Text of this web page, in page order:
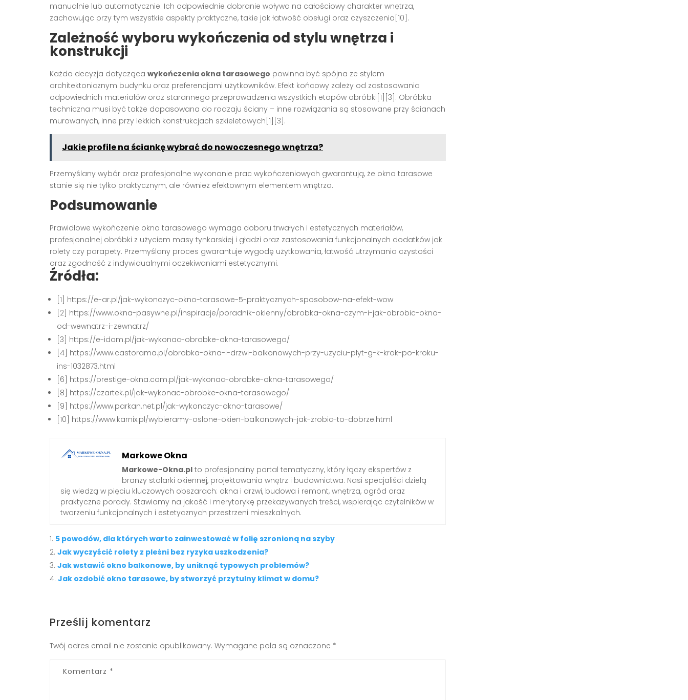
manualnie lub automatycznie. Ich odpowiednie dobranie wpływa na całościowy charakter wnętrza,
zachowując przy tym wszystkie aspekty praktyczne, takie jak łatwość obsługi oraz czyszczenia[10].
Zależność wyboru wykończenia od stylu wnętrza i
konstrukcji
Każda decyzja dotycząca wykończenia okna tarasowego powinna być spójna ze stylem
architektonicznym budynku oraz preferencjami użytkowników. Efekt końcowy zależy od zastosowania
odpowiednich materiałów oraz starannego przeprowadzenia wszystkich etapów obróbki[1][3]. Obróbka
techniczna musi być także dopasowana do rodzaju ściany – inne rozwiązania są stosowane przy ścianach
murowanych, inne przy lekkich konstrukcjach szkieletowych[1][3].
Jakie profile na ściankę wybrać do nowoczesnego wnętrza?
Przemyślany wybór oraz profesjonalne wykonanie prac wykończeniowych gwarantują, że okno tarasowe
stanie się nie tylko praktycznym, ale również efektownym elementem wnętrza.
Podsumowanie
Prawidłowe wykończenie okna tarasowego wymaga doboru trwałych i estetycznych materiałów,
profesjonalnej obróbki z użyciem masy tynkarskiej i gładzi oraz zastosowania funkcjonalnych dodatków jak
rolety czy parapety. Przemyślany proces gwarantuje wygodę użytkowania, łatwość utrzymania czystości
oraz zgodność z indywidualnymi oczekiwaniami estetycznymi.
Źródła:
[1] https://e-ar.pl/jak-wykonczyc-okno-tarasowe-5-praktycznych-sposobow-na-efekt-wow
[2] https://www.okna-pasywne.pl/inspiracje/poradnik-okienny/obrobka-okna-czym-i-jak-obrobic-okno-
od-wewnatrz-i-zewnatrz/
[3] https://e-idom.pl/jak-wykonac-obrobke-okna-tarasowego/
[4] https://www.castorama.pl/obrobka-okna-i-drzwi-balkonowych-przy-uzyciu-plyt-g-k-krok-po-kroku-
ins-1032873.html
[6] https://prestige-okna.com.pl/jak-wykonac-obrobke-okna-tarasowego/
[8] https://czartek.pl/jak-wykonac-obrobke-okna-tarasowego/
[9] https://www.parkan.net.pl/jak-wykonczyc-okno-tarasowe/
[10] https://www.karnix.pl/wybieramy-oslone-okien-balkonowych-jak-zrobic-to-dobrze.html
Markowe Okna
Markowe-Okna.pl to profesjonalny portal tematyczny, który łączy ekspertów z
branży stolarki okiennej, projektowania wnętrz i budownictwa. Nasi specjaliści dzielą
się wiedzą w pięciu kluczowych obszarach: okna i drzwi, budowa i remont, wnętrza, ogród oraz
praktyczne porady. Stawiamy na jakość i merytorykę przekazywanych treści, wspierając czytelników w
tworzeniu funkcjonalnych i estetycznych przestrzeni mieszkalnych.
5 powodów, dla których warto zainwestować w folię szronioną na szyby
Jak wyczyścić rolety z pleśni bez ryzyka uszkodzenia?
Jak wstawić okno balkonowe, by uniknąć typowych problemów?
Jak ozdobić okno tarasowe, by stworzyć przytulny klimat w domu?
Prześlij komentarz
Twój adres email nie zostanie opublikowany. Wymagane pola są oznaczone *